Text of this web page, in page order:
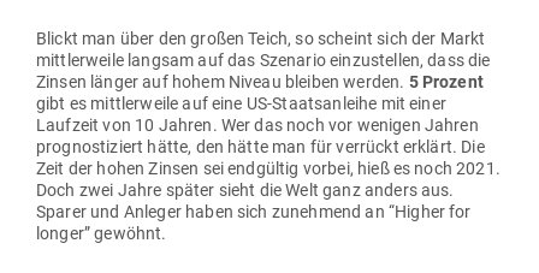
Blickt man über den großen Teich, so scheint sich der Markt
mitt­ler­weile langsam auf das Sze­nario ein­zu­stellen, dass die
Zinsen länger auf hohem Niveau bleiben werden. 5 Prozent
gibt es mitt­ler­weile auf eine US-Staats­an­leihe mit einer
Laufzeit von 10 Jahren. Wer das noch vor wenigen Jahren
pro­gnos­ti­ziert hätte, den hätte man für ver­rückt erklärt. Die
Zeit der hohen Zinsen sei end­gültig vorbei, hieß es noch 2021.
Doch zwei Jahre später sieht die Welt ganz anders aus.
Sparer und Anleger haben sich zunehmend an “Higher for
longer” gewöhnt.